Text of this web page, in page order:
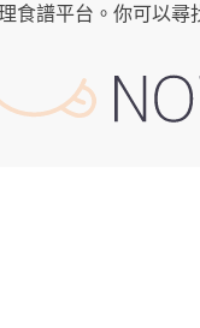
食譜平台。你可以尋